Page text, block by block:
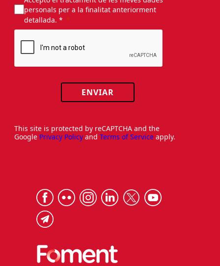
personals per a la finalitat anteriorment
detallada. *
ENVIAR
This site is protected by reCAPTCHA and the
Google Privacy Policy and Terms of Service apply.